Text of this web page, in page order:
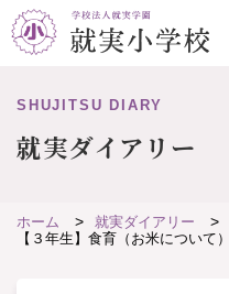
SHUJITSU DIARY
就実ダイアリー
ホーム 就実ダイアリー
【３年生】食育（お米について）